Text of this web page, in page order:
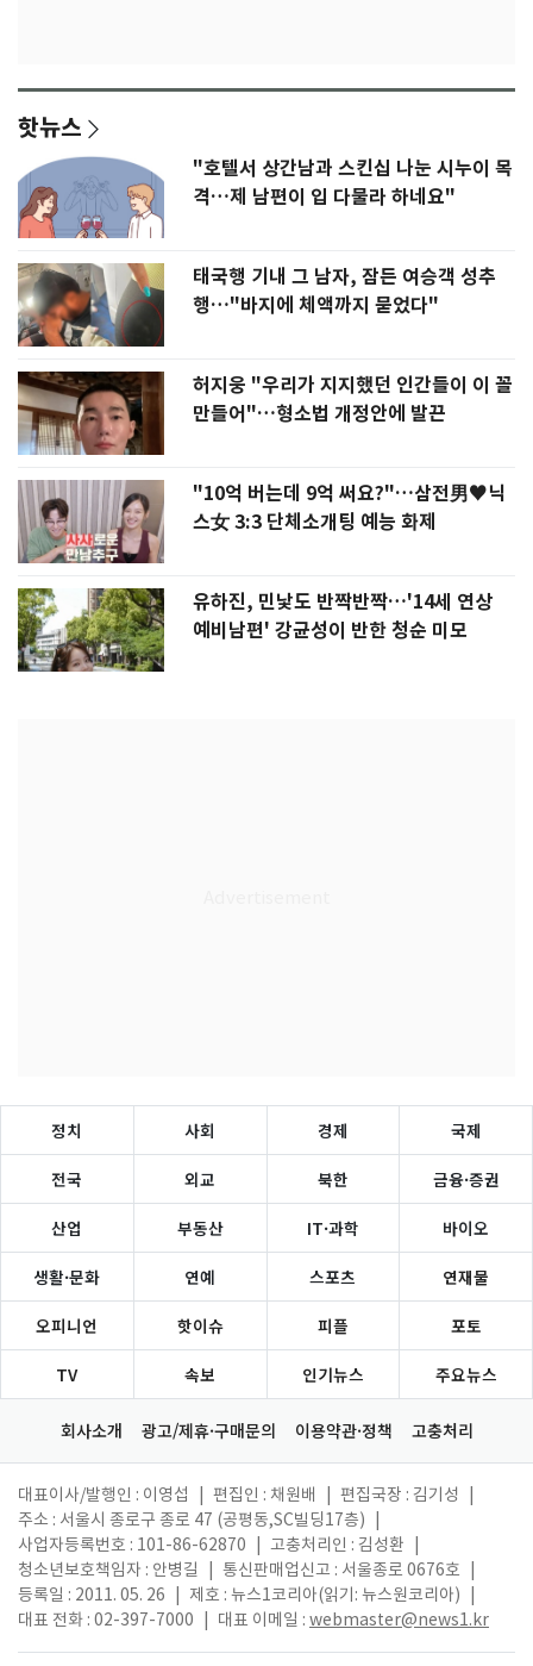
핫뉴스
"호텔서 상간남과 스킨십 나눈 시누이 목
격…제 남편이 입 다물라 하네요"
태국행 기내 그 남자, 잠든 여승객 성추
행…"바지에 체액까지 묻었다"
허지웅 "우리가 지지했던 인간들이 이 꼴
만들어"…형소법 개정안에 발끈
"10억 버는데 9억 써요?"…삼전男♥닉
스女 3:3 단체소개팅 예능 화제
유하진, 민낯도 반짝반짝…'14세 연상
예비남편' 강균성이 반한 청순 미모
정치 사회 경제 국제
전국 외교 북한 금융·증권
산업 부동산 IT·과학 바이오
생활·문화 연예 스포츠 연재물
오피니언 핫이슈 피플 포토
TV 속보 인기뉴스 주요뉴스
회사소개 광고/제휴·구매문의 이용약관·정책 고충처리
대표이사/발행인 : 이영섭 편집인 : 채원배 편집국장 : 김기성
주소 : 서울시 종로구 종로 47 (공평동,SC빌딩17층)
사업자등록번호 : 101-86-62870
고충처리인 : 김성환
청소년보호책임자 : 안병길
통신판매업신고 : 서울종로 0676호
등록일 : 2011. 05. 26
제호 : 뉴스1코리아(읽기: 뉴스원코리아)
대표 전화 : 02-397-7000
대표 이메일 : webmaster@news1.kr